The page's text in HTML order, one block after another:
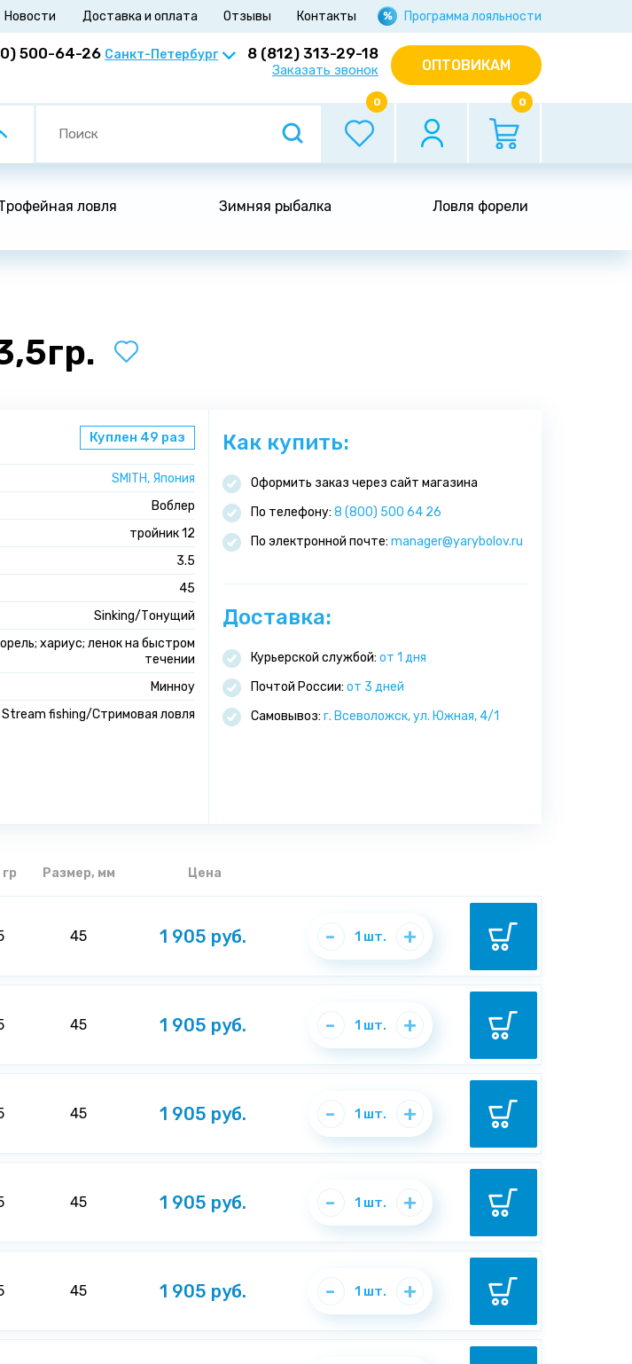
Новости Доставка и оплата Отзывы Контакты Программа лояльности
500-64-26 8 (812) 313-29-18
Заказать звонок ОПТОВИКАМ
0 0
ловля Зимняя рыбалка Ловля форели
Куплен 49 раз
SMITH, Япония
Воблер
тройник 12
3.5
45
Sinking/Тонущий
хариус; ленок на быстром
течении
Минноу
Stream fishing/Стримовая ловля
Как купить:
Оформить заказ через сайт магазина
По телефону: 8 (800) 500 64 26
По электронной почте: manager@yarybolov.ru
Доставка:
Курьерской службой: от 1 дня
Почтой России: от 3 дней
Самовывоз: г. Всеволожск, ул. Южная, 4/1
Размер, мм Цена
45 1 905 руб. - 1 шт. +
45 1 905 руб. - 1 шт. +
45 1 905 руб. - 1 шт. +
45 1 905 руб. - 1 шт. +
45 1 905 руб. - 1 шт. +